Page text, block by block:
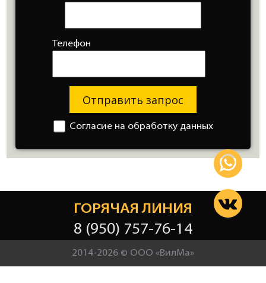
Телефон
Отправить запрос
Согласие на обработку данных
ГОРЯЧАЯ ЛИНИЯ
8 (950) 757-76-14
2014-2026 © ООО «ВилМа»